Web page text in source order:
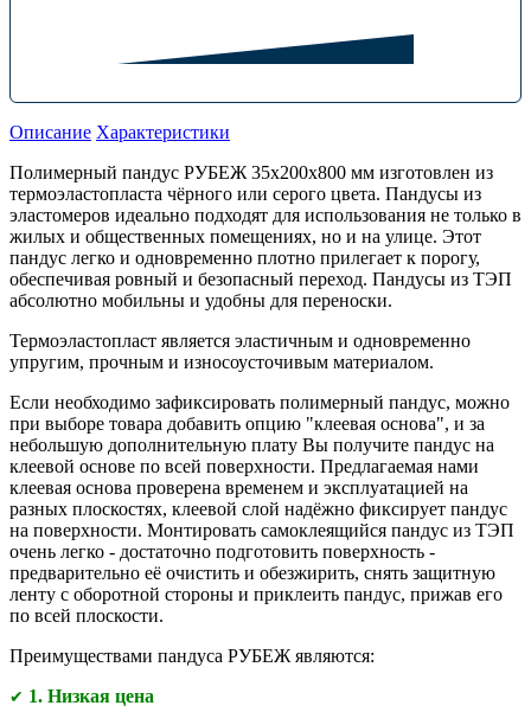
Описание Характеристики
Полимерный пандус РУБЕЖ 35х200х800 мм изготовлен из
термоэластопласта чёрного или серого цвета. Пандусы из
эластомеров идеально подходят для использования не только в
жилых и общественных помещениях, но и на улице. Этот
пандус легко и одновременно плотно прилегает к порогу,
обеспечивая ровный и безопасный переход. Пандусы из ТЭП
абсолютно мобильны и удобны для переноски.
Термоэластопласт является эластичным и одновременно
упругим, прочным и износоусточивым материалом.
Если необходимо зафиксировать полимерный пандус, можно
при выборе товара добавить опцию "клеевая основа", и за
небольшую дополнительную плату Вы получите пандус на
клеевой основе по всей поверхности. Предлагаемая нами
клеевая основа проверена временем и эксплуатацией на
разных плоскостях, клеевой слой надёжно фиксирует пандус
на поверхности. Монтировать самоклеящийся пандус из ТЭП
очень легко - достаточно подготовить поверхность -
предварительно её очистить и обезжирить, снять защитную
ленту с оборотной стороны и приклеить пандус, прижав его
по всей плоскости.
Преимуществами пандуса РУБЕЖ являются:
✔ 1. Низкая цена